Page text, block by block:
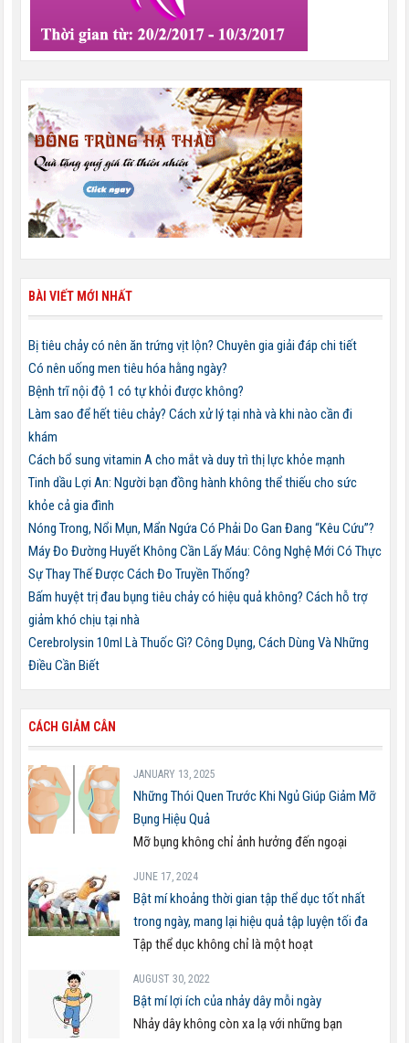
BÀI VIẾT MỚI NHẤT
Bị tiêu chảy có nên ăn trứng vịt lộn? Chuyên gia giải đáp chi tiết
Có nên uống men tiêu hóa hằng ngày?
Bệnh trĩ nội độ 1 có tự khỏi được không?
Làm sao để hết tiêu chảy? Cách xử lý tại nhà và khi nào cần đi
khám
Cách bổ sung vitamin A cho mắt và duy trì thị lực khỏe mạnh
Tinh dầu Lợi An: Người bạn đồng hành không thể thiếu cho sức
khỏe cả gia đình
Nóng Trong, Nổi Mụn, Mẩn Ngứa Có Phải Do Gan Đang “Kêu Cứu”?
Máy Đo Đường Huyết Không Cần Lấy Máu: Công Nghệ Mới Có Thực
Sự Thay Thế Được Cách Đo Truyền Thống?
Bấm huyệt trị đau bụng tiêu chảy có hiệu quả không? Cách hỗ trợ
giảm khó chịu tại nhà
Cerebrolysin 10ml Là Thuốc Gì? Công Dụng, Cách Dùng Và Những
Điều Cần Biết
CÁCH GIẢM CÂN
JANUARY 13, 2025
Những Thói Quen Trước Khi Ngủ Giúp Giảm Mỡ
Bụng Hiệu Quả
Mỡ bụng không chỉ ảnh hưởng đến ngoại
JUNE 17, 2024
Bật mí khoảng thời gian tập thể dục tốt nhất
trong ngày, mang lại hiệu quả tập luyện tối đa
Tập thể dục không chỉ là một hoạt
AUGUST 30, 2022
Bật mí lợi ích của nhảy dây mỗi ngày
Nhảy dây không còn xa lạ với những bạn